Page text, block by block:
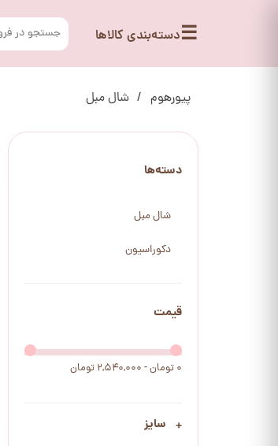
☰دسته‌بندی کالاها
پیورهوم شال مبل
دسته‌ها
شال مبل
دکوراسیون
قیمت
۰ تومان - ۲,۵۴۰,۰۰۰ تومان
سایز